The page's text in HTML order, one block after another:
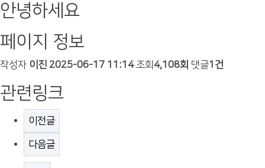
안녕하세요
페이지 정보
작성자 이진 2025-06-17 11:14조회 4,108회 댓글1건
관련링크
이전글
다음글